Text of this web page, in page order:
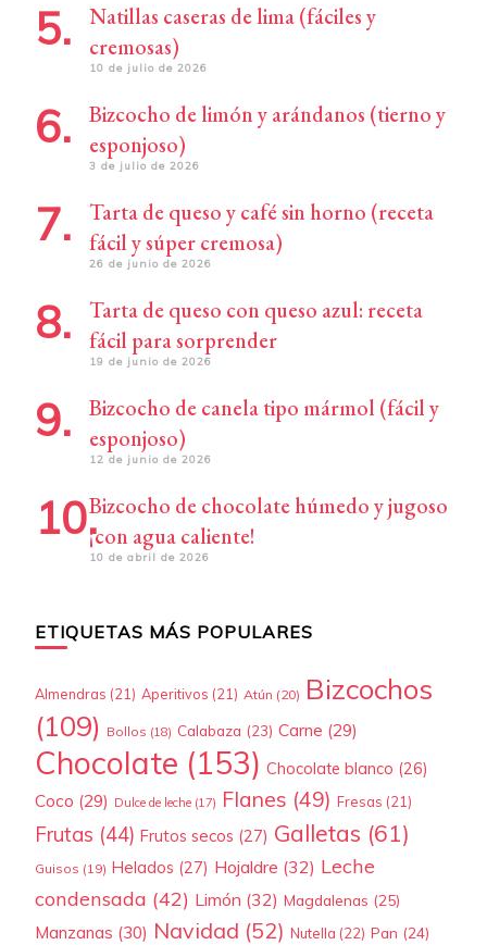
Natillas caseras de lima (fáciles y
cremosas)
10 de julio de 2026
Bizcocho de limón y arándanos (tierno y
esponjoso)
3 de julio de 2026
Tarta de queso y café sin horno (receta
fácil y súper cremosa)
26 de junio de 2026
Tarta de queso con queso azul: receta
fácil para sorprender
19 de junio de 2026
Bizcocho de canela tipo mármol (fácil y
esponjoso)
12 de junio de 2026
Bizcocho de chocolate húmedo y jugoso
¡con agua caliente!
10 de abril de 2026
ETIQUETAS MÁS POPULARES
Almendras (21) Aperitivos (21) Atún (20) Bizcochos
(109) Bollos (18) Calabaza (23) Carne (29)
Chocolate (153) Chocolate blanco (26)
Coco (29) Dulce de leche (17) Flanes (49) Fresas (21)
Frutas (44) Frutos secos (27) Galletas (61)
Guisos (19) Helados (27) Hojaldre (32) Leche
condensada (42) Limón (32) Magdalenas (25)
Manzanas (30) Navidad (52) Nutella (22) Pan (24)